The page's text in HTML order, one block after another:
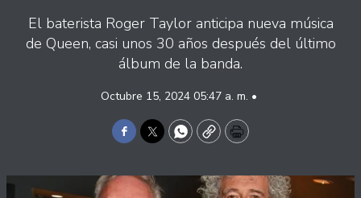
El baterista Roger Taylor anticipa nueva música
de Queen, casi unos 30 años después del último
álbum de la banda.
Octubre 15, 2024 05:47 a. m. •
Facebook
TwitterWhatsApp
CopyPrint